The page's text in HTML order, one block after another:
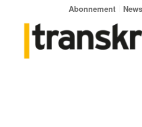
Abonnement